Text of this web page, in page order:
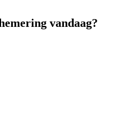
vandaag?